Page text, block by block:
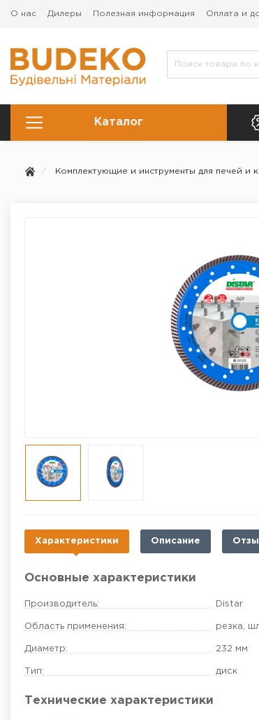
О нас Дилеры Полезная информация Оплата и
Каталог
Комплектующие и инструменты для печей и
Характеристики Описание
Основные характеристики
Производитель: Distar
Область применения: резка,
Диаметр: 232 мм
Тип: диск
Технические характеристики